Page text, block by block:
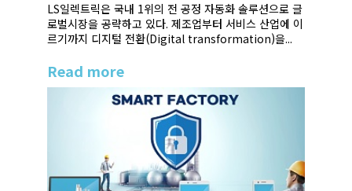
LS일렉트릭은 국내 1위의 전 공정 자동화 솔루션으로 글
로벌시장을 공략하고 있다. 제조업부터 서비스 산업에 이
르기까지 디지털 전환(Digital transformation)을...
Read more